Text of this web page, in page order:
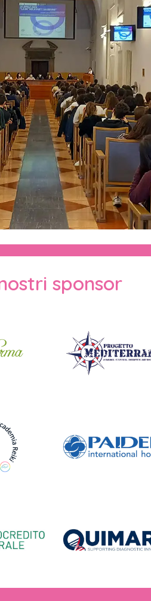
sponsor